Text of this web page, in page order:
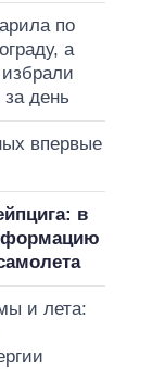
по
а
день
впервые
в
и лета: